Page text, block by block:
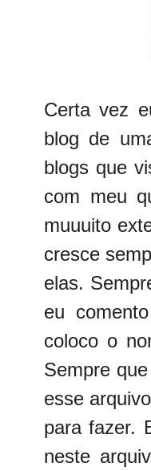
Certa vez
blog de
blogs que
com meu
muuuito
cresce
elas.
eu
coloco o
Sempre
esse
para fazer.
neste